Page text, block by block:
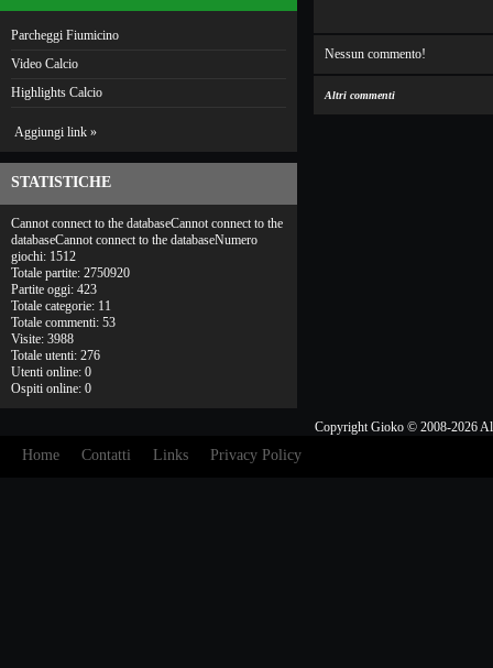
Parcheggi Fiumicino
Video Calcio
Highlights Calcio
Aggiungi link »
STATISTICHE
Cannot connect to the databaseCannot connect to the
databaseCannot connect to the databaseNumero
giochi: 1512
Totale partite: 2750920
Partite oggi: 423
Totale categorie: 11
Totale commenti: 53
Visite: 3988
Totale utenti: 276
Utenti online: 0
Ospiti online: 0
Nessun commento!
Altri commenti
Copyright Gioko © 2008-2026
Home Contatti Links Privacy Policy